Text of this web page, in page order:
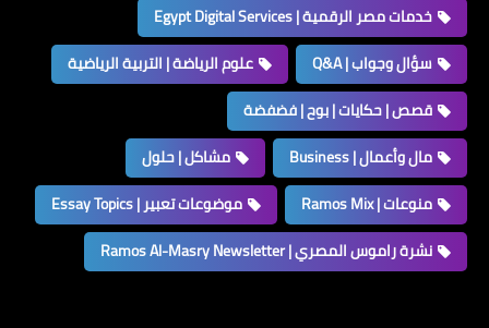
خدمات مصر الرقمية | Egypt Digital Services
سؤال وجواب | Q&A
علوم الرياضة | التربية الرياضية
قصص | حكايات | بوح | فضفضة
مال وأعمال | Business
مشاكل | حلول
منوعات | Ramos Mix
موضوعات تعبير | Essay Topics
نشرة راموس المصري | Ramos Al-Masry Newsletter